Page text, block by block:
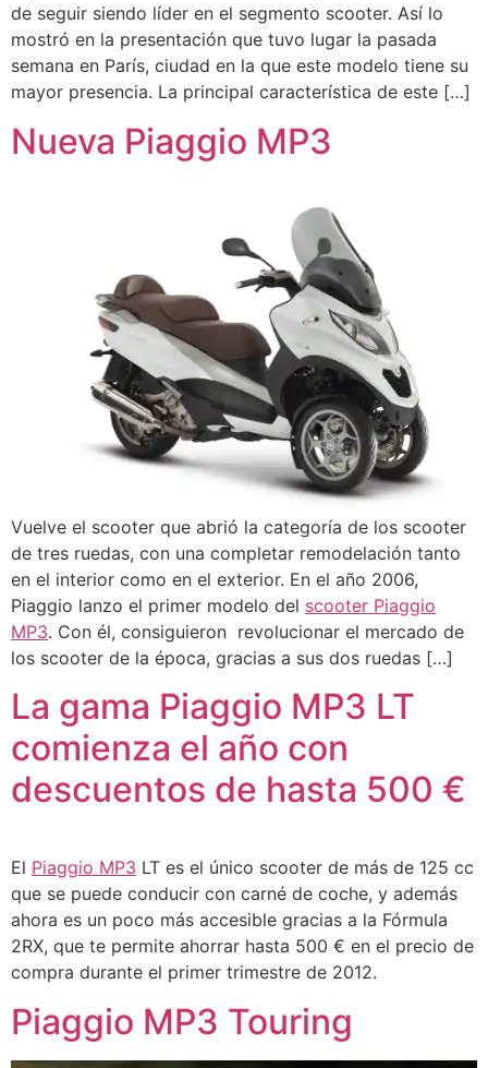
de seguir siendo líder en el segmento scooter. Así lo
mostró en la presentación que tuvo lugar la pasada
semana en París, ciudad en la que este modelo tiene su
mayor presencia. La principal característica de este […]
Nueva Piaggio MP3
Vuelve el scooter que abrió la categoría de los scooter
de tres ruedas, con una completar remodelación tanto
en el interior como en el exterior. En el año 2006,
Piaggio lanzo el primer modelo del scooter Piaggio
MP3. Con él, consiguieron revolucionar el mercado de
los scooter de la época, gracias a sus dos ruedas […]
La gama Piaggio MP3 LT
comienza el año con
descuentos de hasta 500 €
El Piaggio MP3 LT es el único scooter de más de 125 cc
que se puede conducir con carné de coche, y además
ahora es un poco más accesible gracias a la Fórmula
2RX, que te permite ahorrar hasta 500 € en el precio de
compra durante el primer trimestre de 2012.
Piaggio MP3 Touring